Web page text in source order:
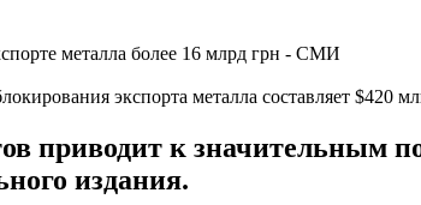
экспорта металла составляет $420
приводит к значительным
издания.